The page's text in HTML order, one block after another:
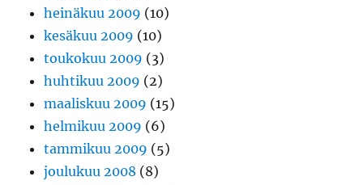
heinäkuu 2009 (10)
kesäkuu 2009 (10)
toukokuu 2009 (3)
huhtikuu 2009 (2)
maaliskuu 2009 (15)
helmikuu 2009 (6)
tammikuu 2009 (5)
joulukuu 2008 (8)